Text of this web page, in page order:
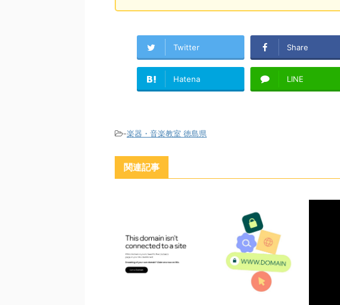
Twitter Share
Hatena LINE
-楽器・音楽教室 徳島県
関連記事